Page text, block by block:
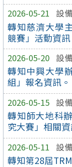
2026-05-21 設
轉知慈濟大學
競賽」活動資
2026-05-20 設
轉知中興大學
組」報名資訊。
2026-05-15 設
轉知師大地科
究大賽」相關資
2026-05-11 設
轉知第28屆